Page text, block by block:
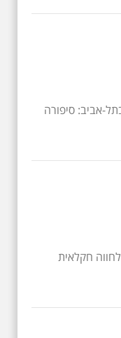
אביב: סיפורה
חקלאית